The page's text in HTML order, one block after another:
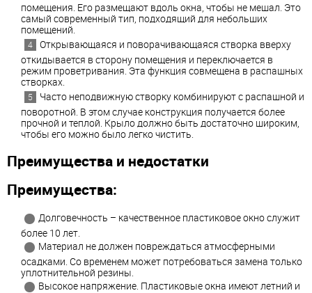
помещения. Его размещают вдоль окна, чтобы не мешал. Это
самый современный тип, подходящий для небольших
помещений.
Открывающаяся и поворачивающаяся створка вверху
откидывается в сторону помещения и переключается в
режим проветривания. Эта функция совмещена в распашных
створках.
Часто неподвижную створку комбинируют с распашной и
поворотной. В этом случае конструкция получается более
прочной и теплой. Крыло должно быть достаточно широким,
чтобы его можно было легко чистить.
Преимущества и недостатки
Преимущества:
Долговечность – качественное пластиковое окно служит
более 10 лет.
Материал не должен повреждаться атмосферными
осадками. Со временем может потребоваться замена только
уплотнительной резины.
Высокое напряжение. Пластиковые окна имеют летний и